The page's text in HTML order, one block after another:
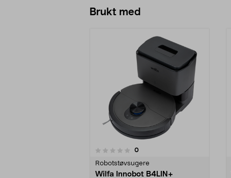
Brukt med
0anmeldelser
Robotstøvsugere
Wilfa Innobot B4LIN+
0.0 av 5 stjerner